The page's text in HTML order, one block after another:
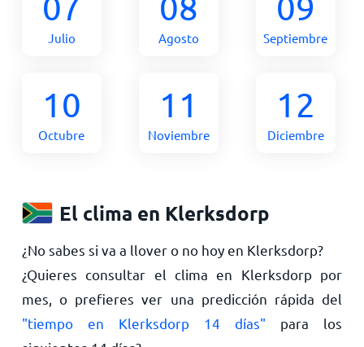
Julio Agosto Septiembre
10
Octubre
11
Noviembre
12
Diciembre
El clima en Klerksdorp
¿No sabes si va a llover o no hoy en Klerksdorp?
¿Quieres consultar el clima en Klerksdorp por
mes, o prefieres ver una predicción rápida del
"tiempo en Klerksdorp 14 días" para los